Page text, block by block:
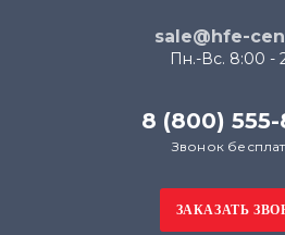
sale@hfe-
Пн.-Вс. 8:00 -
8 (800)
Звонок